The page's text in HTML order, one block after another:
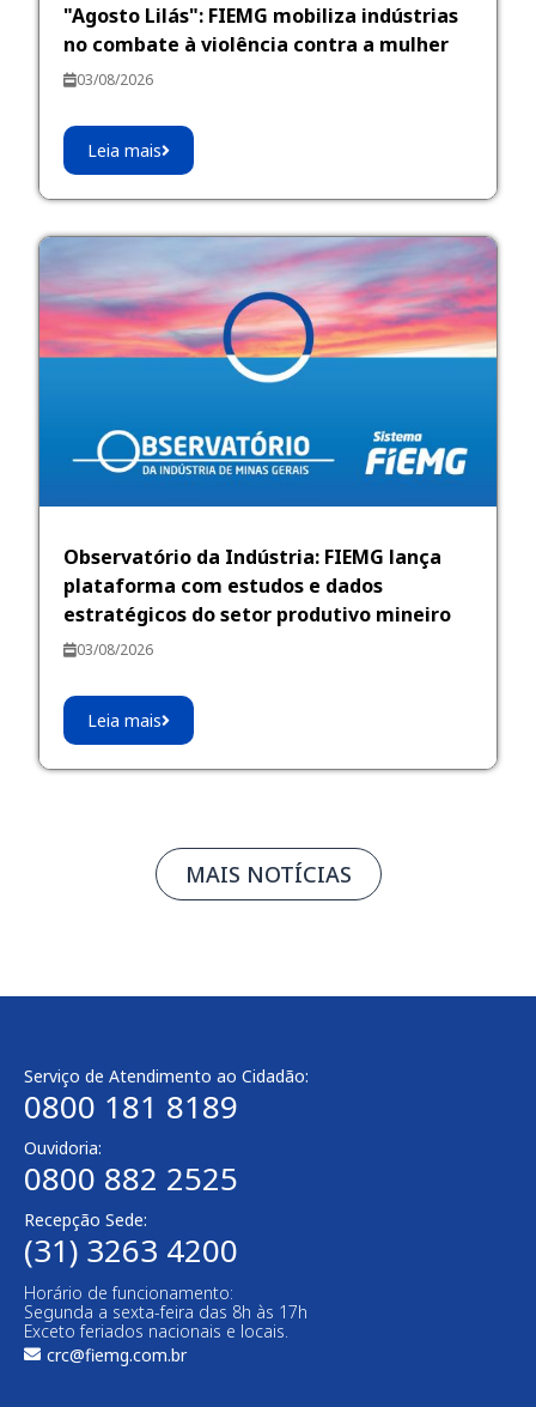
"Agosto Lilás": FIEMG mobiliza indústrias
no combate à violência contra a mulher
03/08/2026
Leia mais
Observatório da Indústria: FIEMG lança
plataforma com estudos e dados
estratégicos do setor produtivo mineiro
03/08/2026
Leia mais
MAIS NOTÍCIAS
Serviço de Atendimento ao Cidadão:
0800 181 8189
Ouvidoria:
0800 882 2525
Recepção Sede:
(31) 3263 4200
Horário de funcionamento:
Segunda a sexta-feira das 8h às 17h
Exceto feriados nacionais e locais.
crc@fiemg.com.br